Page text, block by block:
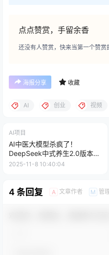
点点赞赏，手留余香
还没有人赞赏，快来当第一个赞赏
海报分享 收藏
AI 创业 视频
AI项目
AI中医大模型杀疯了！
DeepSeek中式养生2.0版本，
十几篇笔记粉丝3w+
2025-11-8 10:40:04
4 条回复 A 文章作者 M 管